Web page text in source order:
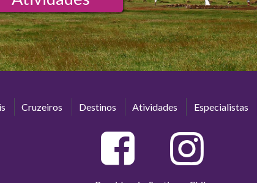
Cruzeiros Destinos Atividades Especialistas